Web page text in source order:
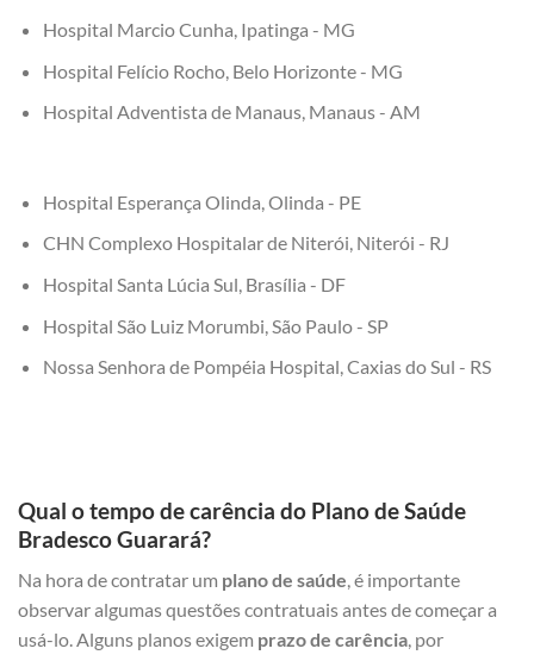
Hospital Marcio Cunha, Ipatinga - MG
Hospital Felício Rocho, Belo Horizonte - MG
Hospital Adventista de Manaus, Manaus - AM
Hospital Esperança Olinda, Olinda - PE
CHN Complexo Hospitalar de Niterói, Niterói - RJ
Hospital Santa Lúcia Sul, Brasília - DF
Hospital São Luiz Morumbi, São Paulo - SP
Nossa Senhora de Pompéia Hospital, Caxias do Sul - RS
Qual o tempo de carência do Plano de Saúde
Bradesco Guarará?
Na hora de contratar um plano de saúde, é importante
observar algumas questões contratuais antes de começar a
usá-lo. Alguns planos exigem prazo de carência, por